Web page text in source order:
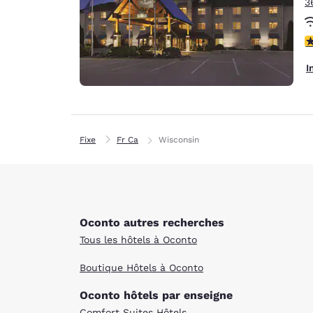
Fixe Fr Ca Wisconsin
Oconto autres recherches
Tous les hôtels à Oconto
Boutique Hôtels à Oconto
Oconto hôtels par enseigne